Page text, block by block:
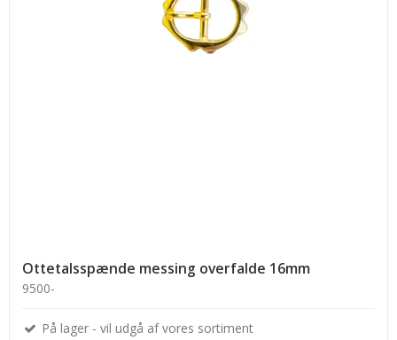
Ottetalsspænde messing overfalde 16mm
9500-
På lager - vil udgå af vores sortiment